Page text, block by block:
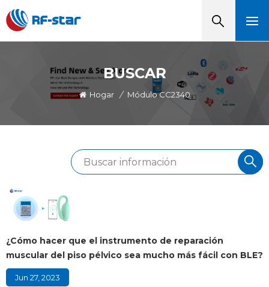
BUSCAR
Hogar / Módulo CC2340
¿Cómo hacer que el instrumento de reparación
muscular del piso pélvico sea mucho más fácil con BLE?
Jun 27, 2023